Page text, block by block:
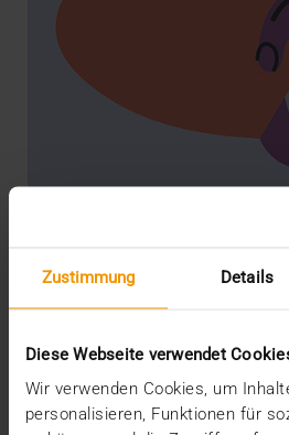
Zustimmung Details
Diese Webseite verwendet
Wir verwenden Cookies, um
personalisieren, Funktionen für
Die KI wird der Partner
Beschäftigten im
08.05.2024
Dass die KI in der Radiologie
wird allgemein und völlig zu